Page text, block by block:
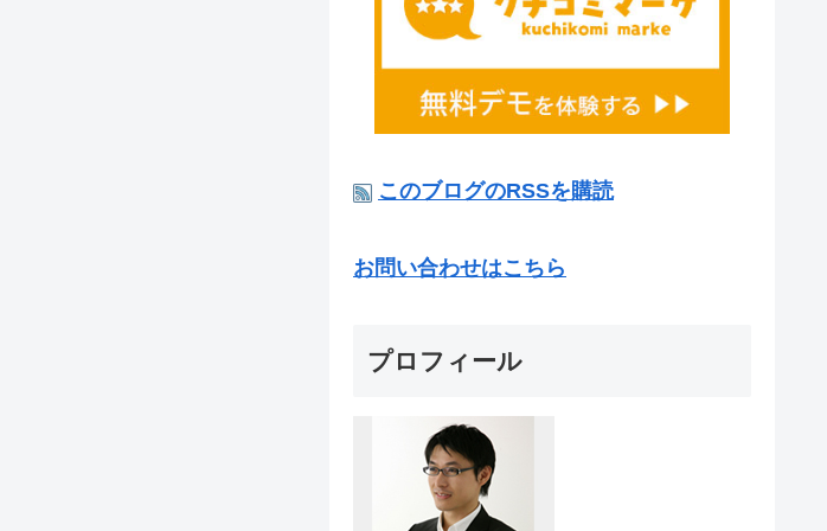
このブログのRSSを購読
お問い合わせはこちら
プロフィール